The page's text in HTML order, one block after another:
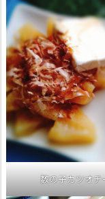
数の子カツオチ